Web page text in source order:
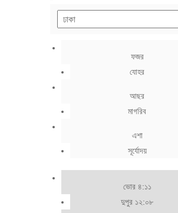
ফজর
যোহর
আছর
মাগরিব
এশা
সূর্যোদয়
ভোর ৪:১১
দুপুর ১২:০৮